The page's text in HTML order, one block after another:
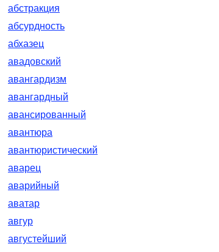
абстракция
абсурдность
абхазец
авадовский
авангардизм
авангардный
авансированный
авантюра
авантюристический
аварец
аварийный
аватар
авгур
августейший